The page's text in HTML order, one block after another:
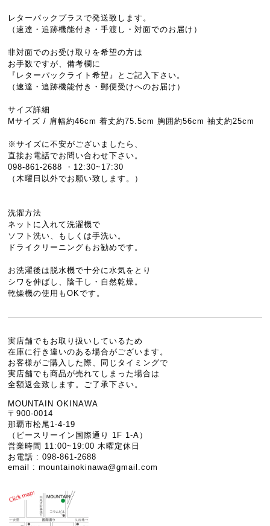
レターパックプラスで発送致します。
（速達・追跡機能付き・手渡し・対面でのお届け）
非対面でのお受け取りを希望の方は
お手数ですが、備考欄に
『レターパックライト希望』とご記入下さい。
（速達・追跡機能付き・郵便受けへのお届け）
サイズ詳細
Mサイズ / 肩幅約46cm 着丈約75.5cm 胸囲約56cm 袖丈約25cm
※サイズに不安がございましたら、
直接お電話でお問い合わせ下さい。
098-861-2688 ・12:30~17:30
（木曜日以外でお願い致します。）
洗濯方法
ネットに入れて洗濯機で
ソフト洗い、もしくは手洗い。
ドライクリーニングもお勧めです。
お洗濯後は脱水機で十分に水気をとり
シワを伸ばし、陰干し・自然乾燥。
乾燥機の使用もOKです。
実店舗でもお取り扱いしているため
在庫に行き違いのある場合がございます。
お客様がご購入した際、同じタイミングで
実店舗でも商品が売れてしまった場合は
全額返金致します。ご了承下さい。
MOUNTAIN OKINAWA
〒900-0014
那覇市松尾1-4-19
（ピースリーイン国際通り 1F 1-A）
営業時間 11:00~19:00 木曜定休日
お電話 : 098-861-2688
email :mountainokinawa@gmail.com